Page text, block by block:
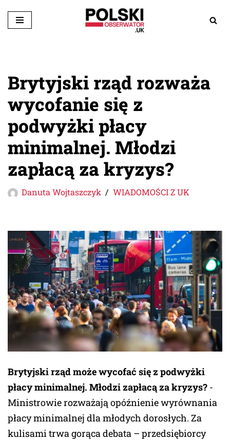
Przejdź
Brytyjski rząd rozważa
wycofanie się z
podwyżki płacy
minimalnej. Młodzi
zapłacą za kryzys?
Danuta Wojtaszczyk WIADOMOŚCI Z UK
Brytyjski rząd może wycofać się z podwyżki
płacy minimalnej. Młodzi zapłacą za kryzys? -
Ministrowie rozważają opóźnienie wyrównania
płacy minimalnej dla młodych dorosłych. Za
kulisami trwa gorąca debata – przedsiębiorcy